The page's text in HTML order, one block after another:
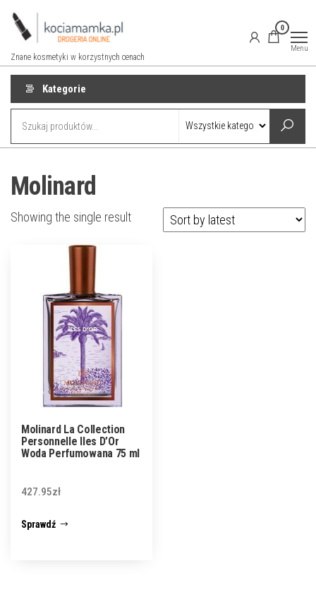
Przejdź
Znane kosmetyki w korzystnych cenach
0
Menu
Kategorie
Molinard
Showing the single result
Molinard La Collection
Personnelle Iles D’Or
Woda Perfumowana 75 ml
427.95zł
Sprawdź